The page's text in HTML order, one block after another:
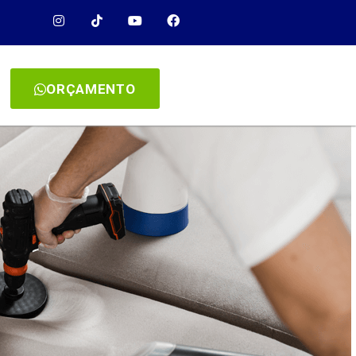
ORÇAMENTO